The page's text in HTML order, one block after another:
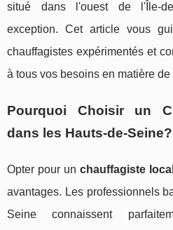
situé dans l'ouest de l'Île-
exception. Cet article vous
chauffagistes expérimentés et
à tous vos besoins en matière de
Pourquoi Choisir un
dans les Hauts-de-Seine?
Opter pour unchauffagiste local
avantages. Les professionnels
Seine connaissent